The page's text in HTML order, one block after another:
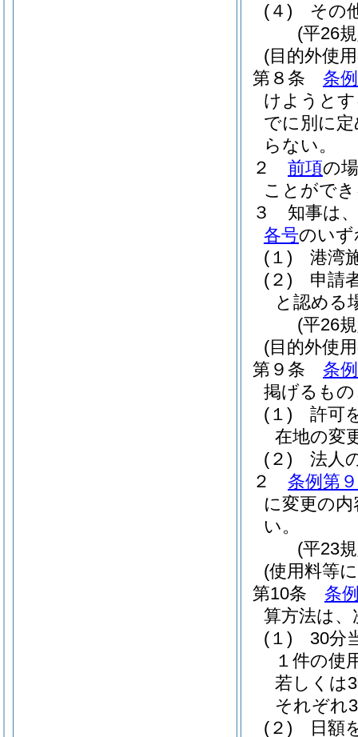
(４)
その
(平26
(目的外使
第８条
条
けようと
でに別に
らない。
２
前項の
ことがで
３
知事は、
各号のいず
(１)
港湾
(２)
申請
と認める
(平26
(目的外使
第９条
条
掲げるも
(１)
許可
在地の変
(２)
法人
２
条例第
に変更の
い。
(平23
(使用料等
第10条
条
算方法は
(１)
30分
１件の使
若しくは
それぞれ
(２)
日額